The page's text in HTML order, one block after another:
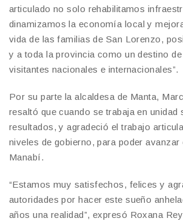
articulado no solo rehabilitamos
dinamizamos la economía local y
vida de las familias de San Lorenzo,
y a toda la provincia como un destino
visitantes nacionales e internacionales”.
Por su parte la alcaldesa de Manta,
resaltó que cuando se trabaja en unidad
resultados, y agradeció el trabajo
niveles de gobierno, para poder
Manabí.
“Estamos muy satisfechos, felices y
autoridades por hacer este sueño
años una realidad”, expresó Roxana